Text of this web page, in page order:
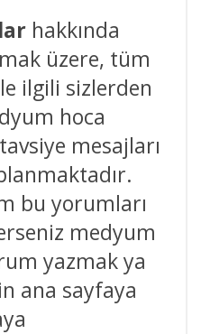
hakkında
üzere, tüm
ilgili sizlerden
hoca
mesajları
bu yorumları
medyum
yazmak ya
ana sayfaya